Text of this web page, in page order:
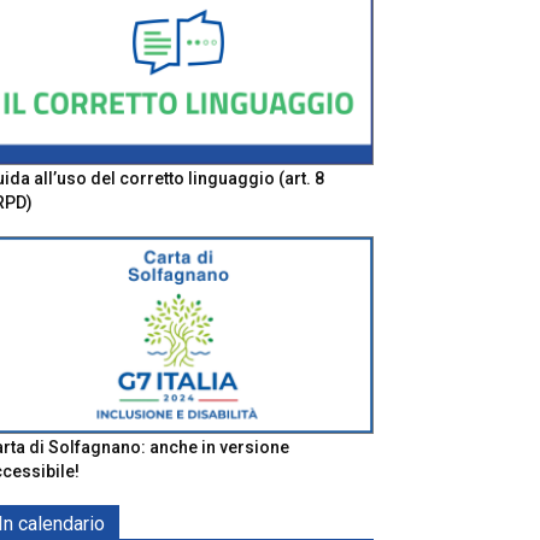
all’uso del corretto linguaggio (art. 8
di Solfagnano: anche in versione
In calendario